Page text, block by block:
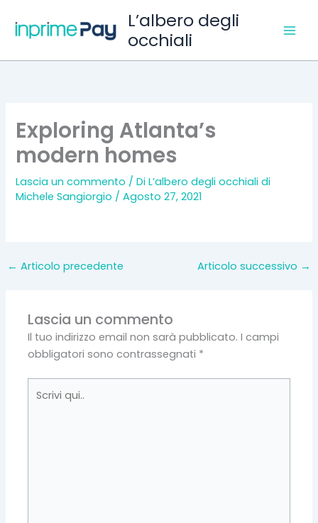
contenuto
L’albero degli
occhiali
Exploring Atlanta’s
modern homes
Lascia un commento / DiL’albero degli occhiali di
Michele Sangiorgio /Agosto 27, 2021
← Articolo precedente Articolo successivo →
Lascia un commento
Il tuo indirizzo email non sarà pubblicato. I campi
obbligatori sono contrassegnati *
qui..